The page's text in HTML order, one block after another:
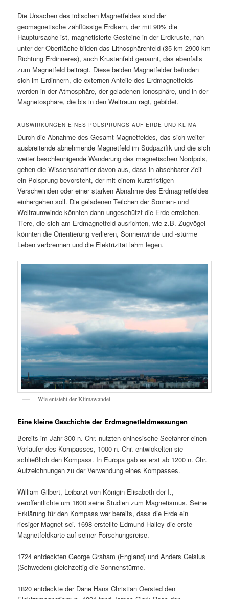
Die Ursachen des irdischen Magnetfeldes sind der
geomagnetische zähflüssige Erdkern, der mit 90% die
Hauptursache ist, magnetisierte Gesteine in der Erdkruste, nah
unter der Oberfläche bilden das Lithosphärenfeld (35 km-2900 km
Richtung Erdinneres), auch Krustenfeld genannt, das ebenfalls
zum Magnetfeld beiträgt. Diese beiden Magnetfelder befinden
sich im Erdinnern, die externen Anteile des Erdmagnetfelds
werden in der Atmosphäre, der geladenen Ionosphäre, und in der
Magnetosphäre, die bis in den Weltraum ragt, gebildet.
AUSWIRKUNGEN EINES POLSPRUNGS AUF ERDE UND KLIMA
Durch die Abnahme des Gesamt-Magnetfeldes, das sich weiter
ausbreitende abnehmende Magnetfeld im Südpazifik und die sich
weiter beschleunigende Wanderung des magnetischen Nordpols,
gehen die Wissenschaftler davon aus, dass in absehbarer Zeit
ein Polsprung bevorsteht, der mit einem kurzfristigen
Verschwinden oder einer starken Abnahme des Erdmagnetfeldes
einhergehen soll. Die geladenen Teilchen der Sonnen- und
Weltraumwinde könnten dann ungeschützt die Erde erreichen.
Tiere, die sich am Erdmagnetfeld ausrichten, wie z.B. Zugvögel
könnten die Orientierung verlieren, Sonnenwinde und -stürme
Leben verbrennen und die Elektrizität lahm legen.
Wie entsteht der Klimawandel
Eine kleine Geschichte der Erdmagnetfeldmessungen
Bereits im Jahr 300 n. Chr. nutzten chinesische Seefahrer einen
Vorläufer des Kompasses, 1000 n. Chr. entwickelten sie
schließlich den Kompass. In Europa gab es erst ab 1200 n. Chr.
Aufzeichnungen zu der Verwendung eines Kompasses.
William Gilbert, Leibarzt von Königin Elisabeth der I.,
veröffentlichte um 1600 seine Studien zum Magnetismus. Seine
Erklärung für den Kompass war bereits, dass die Erde ein
riesiger Magnet sei. 1698 erstellte Edmund Halley die erste
Magnetfeldkarte auf seiner Forschungsreise.
1724 entdeckten George Graham (England) und Anders Celsius
(Schweden) gleichzeitig die Sonnenstürme.
1820 entdeckte der Däne Hans Christian Oersted den